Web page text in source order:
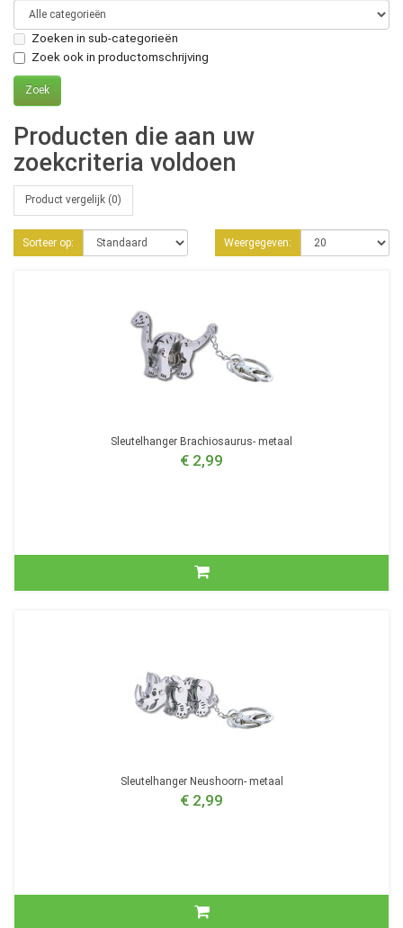
Zoeken in sub-categorieën
Zoek ook in productomschrijving
Producten die aan uw
zoekcriteria voldoen
Product vergelijk (0)
Sorteer op: Weergegeven:
Sleutelhanger Brachiosaurus- metaal
€ 2,99
Sleutelhanger Neushoorn- metaal
€ 2,99